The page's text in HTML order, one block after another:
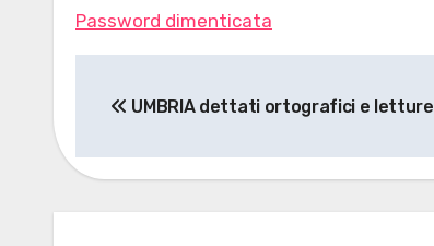
Password dimenticata
articoli
UMBRIA dettati ortografici e letture